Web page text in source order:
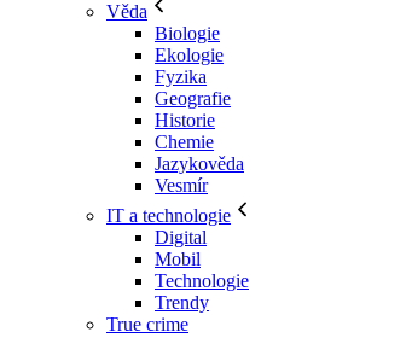
Věda
Biologie
Ekologie
Fyzika
Geografie
Historie
Chemie
Jazykověda
Vesmír
IT a technologie
Digital
Mobil
Technologie
Trendy
True crime